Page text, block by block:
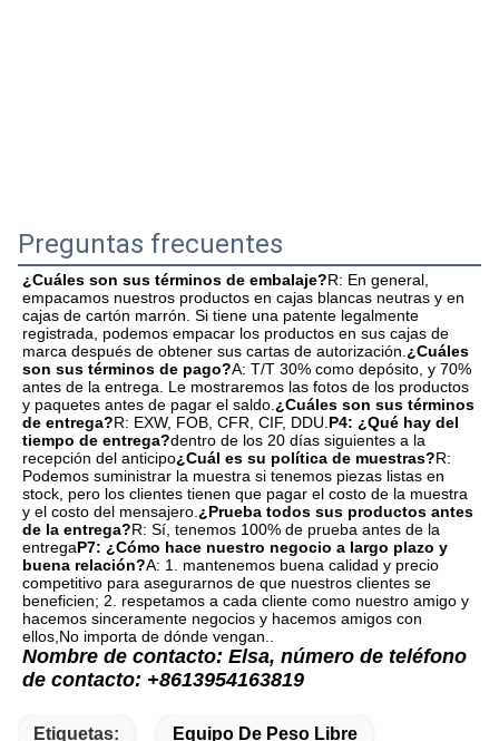
Preguntas frecuentes
¿Cuáles son sus términos de embalaje?R: En general,
empacamos nuestros productos en cajas blancas neutras y en
cajas de cartón marrón. Si tiene una patente legalmente
registrada, podemos empacar los productos en sus cajas de
marca después de obtener sus cartas de autorización.¿Cuáles
son sus términos de pago?A: T/T 30% como depósito, y 70%
antes de la entrega. Le mostraremos las fotos de los productos
y paquetes antes de pagar el saldo.¿Cuáles son sus términos
de entrega?R: EXW, FOB, CFR, CIF, DDU.P4: ¿Qué hay del
tiempo de entrega?dentro de los 20 días siguientes a la
recepción del anticipo¿Cuál es su política de muestras?R:
Podemos suministrar la muestra si tenemos piezas listas en
stock, pero los clientes tienen que pagar el costo de la muestra
y el costo del mensajero.¿Prueba todos sus productos antes
de la entrega?R: Sí, tenemos 100% de prueba antes de la
entregaP7: ¿Cómo hace nuestro negocio a largo plazo y
buena relación?A: 1. mantenemos buena calidad y precio
competitivo para asegurarnos de que nuestros clientes se
beneficien; 2. respetamos a cada cliente como nuestro amigo y
hacemos sinceramente negocios y hacemos amigos con
ellos,No importa de dónde vengan..
Nombre de contacto: Elsa, número de teléfono
de contacto: +8613954163819
Etiquetas: Equipo De Peso Libre